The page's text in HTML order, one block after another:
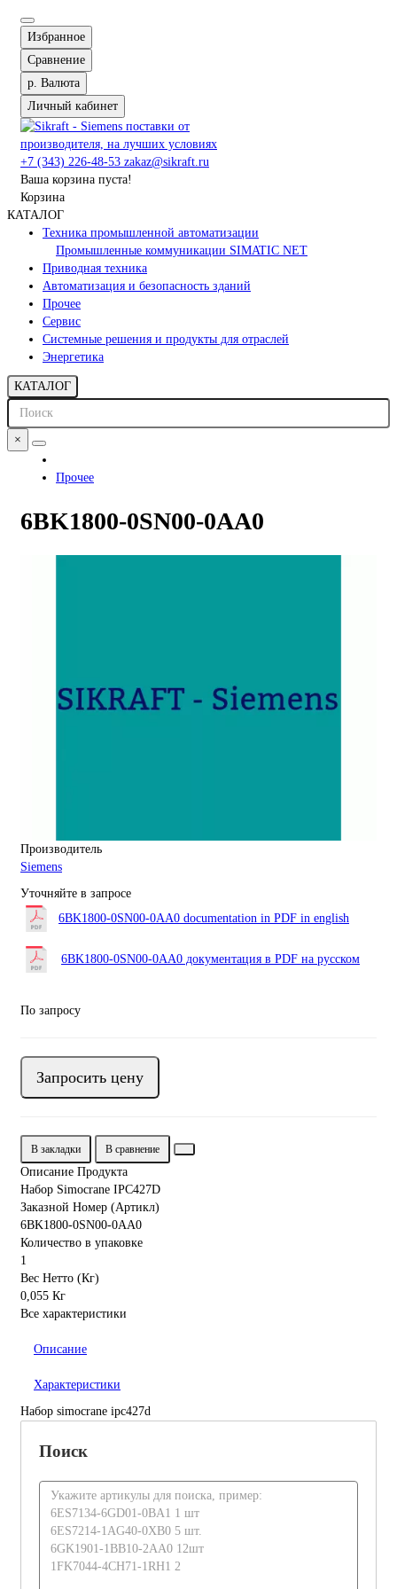
Избранное
Сравнение
р. Валюта
Личный кабинет
+7 (343) 226-48-53 zakaz@sikraft.ru
Ваша корзина пуста!
Корзина
КАТАЛОГ
Техника промышленной автоматизации
Промышленные коммуникации SIMATIC NET
Приводная техника
Автоматизация и безопасность зданий
Прочее
Сервис
Системные решения и продукты для отраслей
Энергетика
КАТАЛОГ
×
Прочее
6BK1800-0SN00-0AA0
Производитель
Siemens
Уточняйте в запросе
6BK1800-0SN00-0AA0 documentation in PDF in english
6BK1800-0SN00-0AA0 документация в PDF на русском
По запросу
Запросить цену
В закладки В сравнение
Описание Продукта
Набор Simocrane IPC427D
Заказной Номер (Артикл)
6BK1800-0SN00-0AA0
Количество в упаковке
1
Вес Нетто (Кг)
0,055 Кг
Все характеристики
Описание
Характеристики
Набор simocrane ipc427d
Поиск